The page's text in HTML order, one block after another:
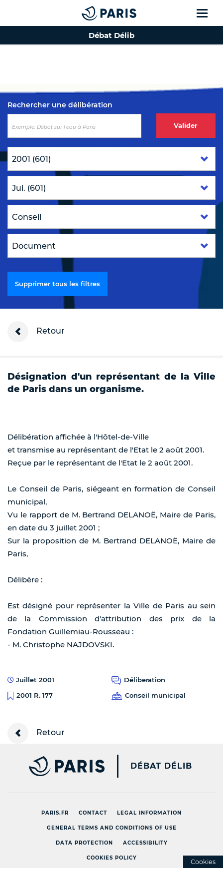
Top of the page
Débat Délib
Rechercher une délibération
Valider
Supprimer tous les filtres
Retour
Désignation d'un représentant de la Ville
de Paris dans un organisme.
Délibération affichée à l'Hôtel-de-Ville
et transmise au représentant de l'Etat le 2 août 2001.
Reçue par le représentant de l'Etat le 2 août 2001.
Le Conseil de Paris, siégeant en formation de Conseil
municipal,
Vu le rapport de M. Bertrand DELANOË, Maire de Paris,
en date du 3 juillet 2001 ;
Sur la proposition de M. Bertrand DELANOË, Maire de
Paris,
Délibère :
Est désigné pour représenter la Ville de Paris au sein
de la Commission d'attribution des prix de la
Fondation Guillemiau-Rousseau :
- M. Christophe NAJDOVSKI.
Juillet 2001
Déliberation
2001 R. 177
Conseil municipal
Retour
PARIS.FR [NEW
DÉBAT DÉLIB
PARIS.FR CONTACT LEGAL INFORMATION
GENERAL TERMS AND CONDITIONS OF USE
DATA PROTECTION ACCESSIBILITY
COOKIES POLICY